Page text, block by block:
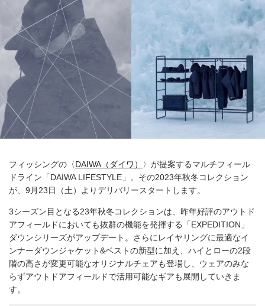
フィッシングの〈DAIWA（ダイワ）
〉が提案するマルチフィール
ドライン「DAIWA LIFESTYLE」。その2023年秋冬コレクション
が、9月23日（土）よりデリバリースタートします。
3シーズン目となる23年秋冬コレクションは、昨年好評のアウトド
アフィールドにおいても抜群の機能を発揮する「EXPEDITION」
ダウンシリーズがアップデート。さらにレイヤリングに最適なイ
ンナーダウンジャケット&ベストの新型に加え、ハイとローの2段
階の高さが変更可能なオリジナルチェアも登場し、ウェアのみな
らずアウトドアフィールドで活用可能なギアも展開していきま
す。